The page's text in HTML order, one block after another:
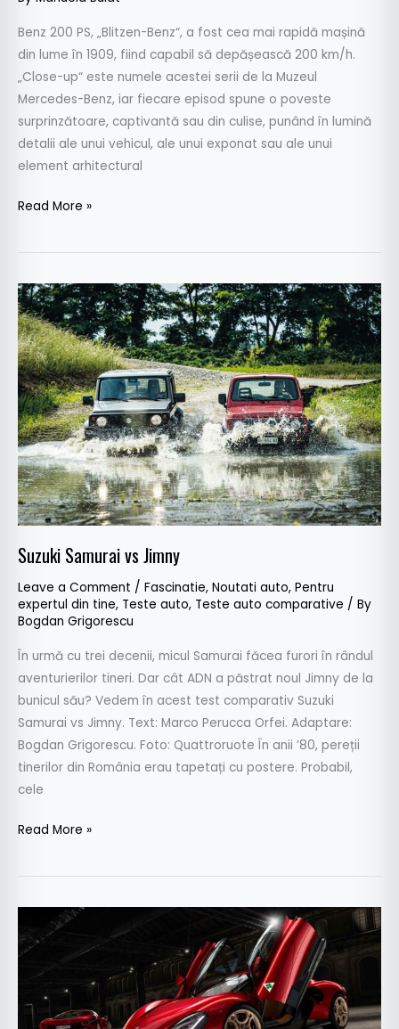
Benz 200 PS, „Blitzen-Benz“, a fost cea mai rapidă mașină
din lume în 1909, fiind capabil să depășească 200 km/h.
„Close-up“ este numele acestei serii de la Muzeul
Mercedes-Benz, iar fiecare episod spune o poveste
surprinzătoare, captivantă sau din culise, punând în lumină
detalii ale unui vehicul, ale unui exponat sau ale unui
element arhitectural
Read More »
Suzuki Samurai vs Jimny
Leave a Comment / Fascinatie, Noutati auto, Pentru
expertul din tine, Teste auto, Teste auto comparative / By
Bogdan Grigorescu
În urmă cu trei decenii, micul Samurai făcea furori în rândul
aventurierilor tineri. Dar cât ADN a păstrat noul Jimny de la
bunicul său? Vedem în acest test comparativ Suzuki
Samurai vs Jimny. Text: Marco Perucca Orfei. Adaptare:
Bogdan Grigorescu. Foto: Quattroruote În anii ’80, pereții
tinerilor din România erau tapetați cu postere. Probabil,
cele
Suzuki
Samurai
vs
Jimny
Read More »
Romeo
33
model